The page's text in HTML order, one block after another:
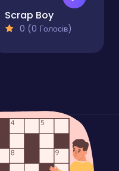
Scrap Boy
0 (0 Голосів)